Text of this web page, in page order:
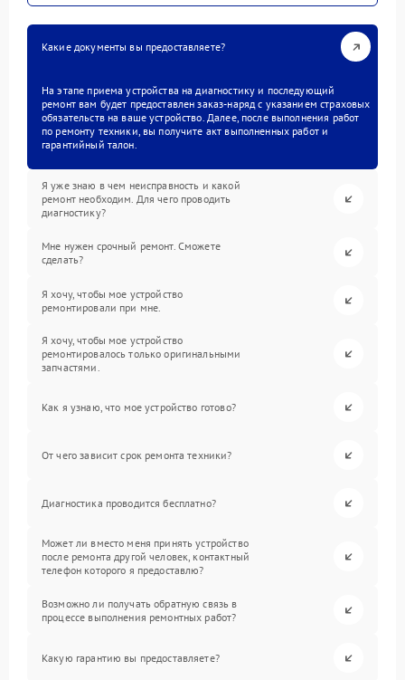
Какие документы вы предоставляете?
На этапе приема устройства на диагностику и последующий
ремонт вам будет предоставлен заказ-наряд с указанием страховых
обязательств на ваше устройство. Далее, после выполнения работ
по ремонту техники, вы получите акт выполненных работ и
гарантийный талон.
Я уже знаю в чем неисправность и какой
ремонт необходим. Для чего проводить
диагностику?
Мне нужен срочный ремонт. Сможете
сделать?
Я хочу, чтобы мое устройство
ремонтировали при мне.
Я хочу, чтобы мое устройство
ремонтировалось только оригинальными
запчастями.
Как я узнаю, что мое устройство готово?
От чего зависит срок ремонта техники?
Диагностика проводится бесплатно?
Может ли вместо меня принять устройство
после ремонта другой человек, контактный
телефон которого я предоставлю?
Возможно ли получать обратную связь в
процессе выполнения ремонтных работ?
Какую гарантию вы предоставляете?